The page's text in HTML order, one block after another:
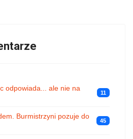
odpowiada... ale nie na
11
Burmistrzyni pozuje do
45